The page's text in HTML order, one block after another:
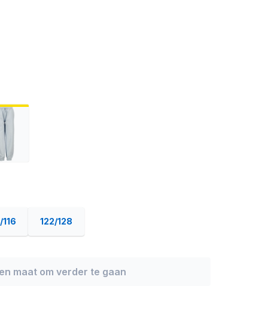
116 122/128
maat om verder te gaan